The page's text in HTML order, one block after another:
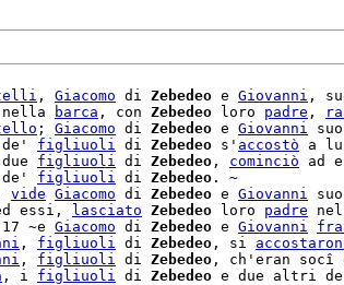
, Giacomo di Zebedeo e Giovanni ,
barca , con Zebedeo loro padre ,
; Giacomo di Zebedeo e Giovanni suo
de' figliuoli di Zebedeo s' accostò a
figliuoli di Zebedeo , cominciò ad
de' figliuoli di Zebedeo . ~
vide Giacomo di Zebedeo e Giovanni suo
essi, lasciato Zebedeo loro padre
~e Giacomo di Zebedeo e Giovanni
, figliuoli di Zebedeo , si
, figliuoli di Zebedeo , ch'eran socî
, i figliuoli di Zebedeo e due altri